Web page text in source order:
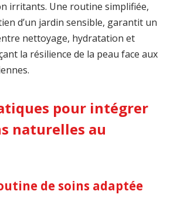
irritants. Une routine simplifiée,
d’un jardin sensible, garantit un
nettoyage, hydratation et
la résilience de la peau face aux
pour intégrer
naturelles au
de soins adaptée